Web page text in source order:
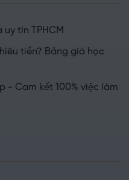
tín TPHCM
tiền? Bảng giá học
- Cam kết 100% việc làm